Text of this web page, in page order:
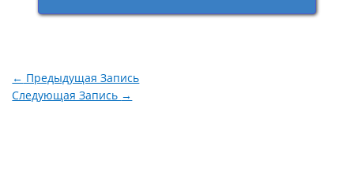
← Предыдущая Запись
Следующая Запись →